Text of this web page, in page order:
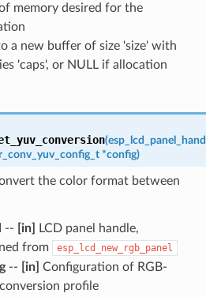
memory desired for the
a new buffer of size 'size' with
'caps', or NULL if allocation
(
*config)
the color format between
-- [in]
LCD panel handle,
from
esp_lcd_new_rgb_panel
-- [in] Configuration of RGB-
profile